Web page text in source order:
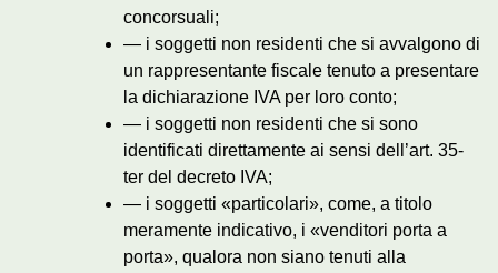
concorsuali;
— i soggetti non residenti che si avvalgono di
un rappresentante fiscale tenuto a presentare
la dichiarazione IVA per loro conto;
— i soggetti non residenti che si sono
identificati direttamente ai sensi dell’art. 35-
ter del decreto IVA;
— i soggetti «particolari», come, a titolo
meramente indicativo, i «venditori porta a
porta», qualora non siano tenuti alla